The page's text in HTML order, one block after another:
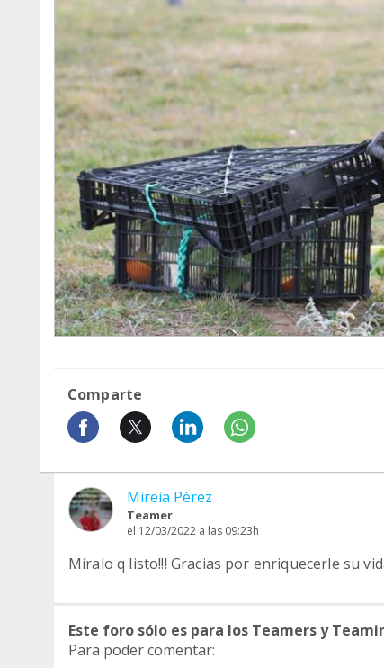
Comparte
Mireia Pérez
Teamer
el 12/03/2022 a las 09:23h
Míralo q listo!!! Gracias por enriquecerle su
Este foro sólo es para los Teamers y
Para poder comentar: